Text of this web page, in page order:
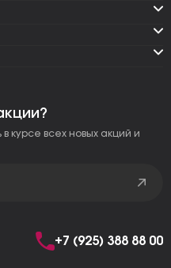
курсе всех новых акций и
+7 (925) 388 88 00